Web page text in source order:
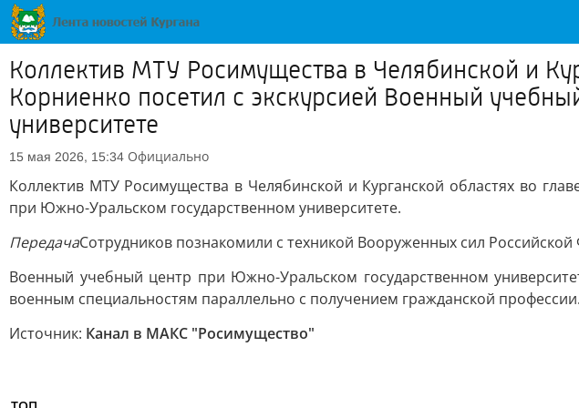
Коллектив МТУ Росимущества в Челябинской и
Корниенко посетил с экскурсией Военный
университете
15 мая 2026, 15:34 Официально
Коллектив МТУ Росимущества в Челябинской и Курганской областях во
при Южно-Уральском государственном университете.
ПередачаСотрудников познакомили с техникой Вооруженных сил
Военный учебный центр при Южно-Уральском государственном
военным специальностям параллельно с получением гражданской профессии.
Источник: Канал в МАКС "Росимущество"